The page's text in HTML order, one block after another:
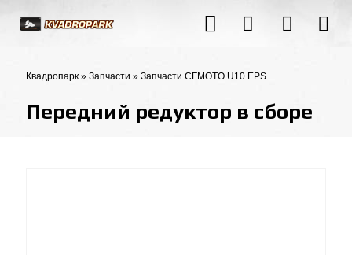
Квадропарк » Запчасти » Запчасти CFMOTO U10 EPS
Передний редуктор в сборе